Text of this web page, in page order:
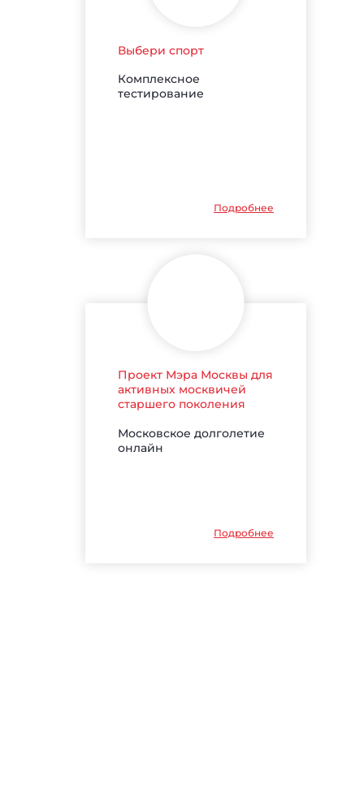
Выбери спорт
Комплексное
тестирование
Подробнее
Проект Мэра Москвы для
активных москвичей
старшего поколения
Московское долголетие
онлайн
Подробнее